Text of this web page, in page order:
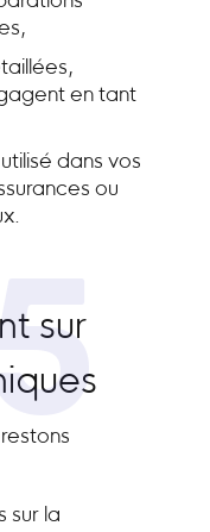
en tant
dans vos
ou
sur
sur la